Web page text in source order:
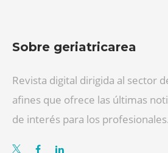
Sobre geriatricarea
Revista digital dirigida al sector
afines que ofrece las últimas
de interés para los profesionales.